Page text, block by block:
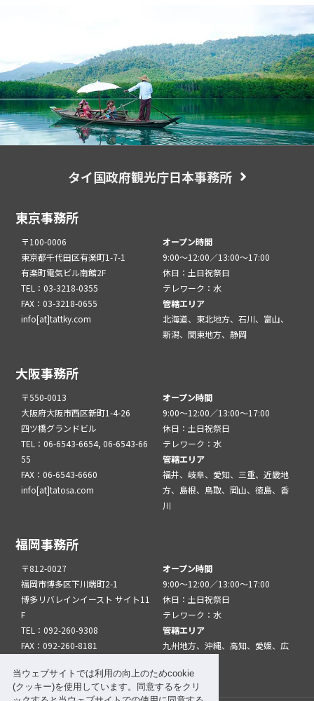
当ウェブサイトでは利用の向上のためcookie
(クッキー)を使用しています。同意するをクリ
タイ国政府観光庁日本事務所
東京事務所
〒100-0006
東京都千代田区有楽町1-7-1
有楽町電気ビル南館2F
TEL：03-3218-0355
FAX：03-3218-0655
info[at]tattky.com
オープン時間
9:00～12:00／13:00～17:00
休日：土日祝祭日
テレワーク：水
管轄エリア
北海道、東北地方、石川、富山、
新潟、関東地方、静岡
大阪事務所
〒550-0013
大阪府大阪市西区新町1-4-26
四ツ橋グランドビル
TEL：06-6543-6654, 06-6543-66
55
FAX：06-6543-6660
info[at]tatosa.com
オープン時間
9:00～12:00／13:00～17:00
休日：土日祝祭日
テレワーク：水
管轄エリア
福井、岐阜、愛知、三重、近畿地
方、島根、鳥取、岡山、徳島、香
川
福岡事務所
〒812-0027
福岡市博多区下川端町2-1
博多リバレインイースト サイト11
F
TEL：092-260-9308
FAX：092-260-8181
オープン時間
9:00～12:00／13:00～17:00
休日：土日祝祭日
テレワーク：水
管轄エリア
九州地方、沖縄、高知、愛媛、広